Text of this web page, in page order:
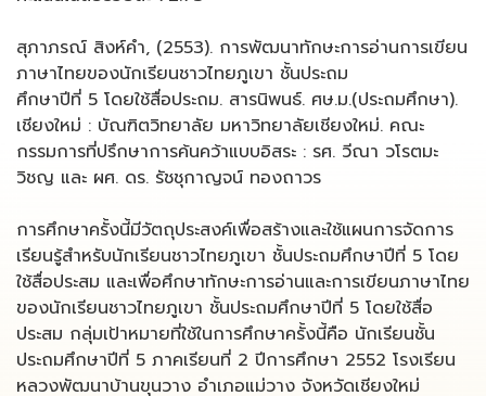
สุภาภรณ์ สิงห์คำ, (2553). การพัฒนาทักษะการอ่านการเขียน
ภาษาไทยของนักเรียนชาวไทยภูเขา ชั้นประถม
ศึกษาปีที่ 5 โดยใช้สื่อประถม. สารนิพนธ์. ศษ.ม.(ประถมศึกษา).
เชียงใหม่ : บัณฑิตวิทยาลัย มหาวิทยาลัยเชียงใหม่. คณะ
กรรมการที่ปรึกษาการค้นคว้าแบบอิสระ : รศ. วีณา วโรตมะ
วิชญ และ ผศ. ดร. รัชชุกาญจน์ ทองถาวร
การศึกษาครั้งนี้มีวัตถุประสงค์เพื่อสร้างและใช้แผนการจัดการ
เรียนรู้สำหรับนักเรียนชาวไทยภูเขา ชั้นประถมศึกษาปีที่ 5 โดย
ใช้สื่อประสม และเพื่อศึกษาทักษะการอ่านและการเขียนภาษาไทย
ของนักเรียนชาวไทยภูเขา ชั้นประถมศึกษาปีที่ 5 โดยใช้สื่อ
ประสม กลุ่มเป้าหมายที่ใช้ในการศึกษาครั้งนี้คือ นักเรียนชั้น
ประถมศึกษาปีที่ 5 ภาคเรียนที่ 2 ปีการศึกษา 2552 โรงเรียน
หลวงพัฒนาบ้านขุนวาง อำเภอแม่วาง จังหวัดเชียงใหม่